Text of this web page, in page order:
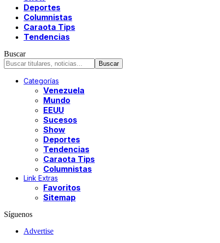
Deportes
Columnistas
Caraota Tips
Tendencias
Buscar
Categorías
Venezuela
Mundo
EEUU
Sucesos
Show
Deportes
Tendencias
Caraota Tips
Columnistas
Link Extras
Favoritos
Sitemap
Síguenos
Advertise